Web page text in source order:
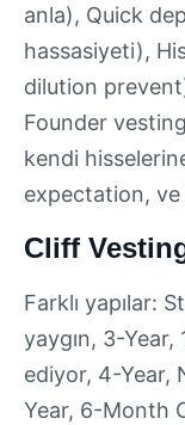
anla), Quick
hassasiyeti),
dilution
Founder
kendi
expectation,
Cliff
Farklı yapılar:
yaygın, 3-
ediyor, 4-Year,
Year, 6-Month